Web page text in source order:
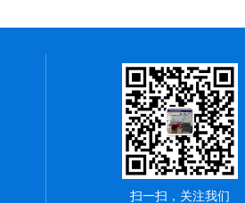
扫一扫，关注我们